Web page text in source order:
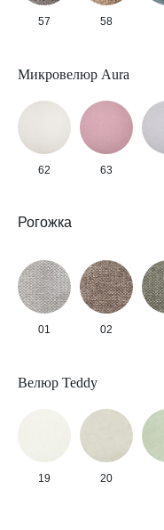
57 58
Микровелюр Aura
62 63
Рогожка
01 02
Велюр Teddy
19 20